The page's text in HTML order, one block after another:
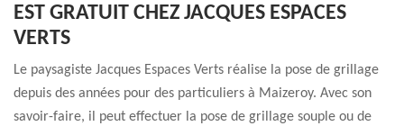
EST GRATUIT CHEZ JACQUES ESPACES
VERTS
Le paysagiste Jacques Espaces Verts réalise la pose de grillage
depuis des années pour des particuliers à Maizeroy. Avec son
savoir-faire, il peut effectuer la pose de grillage souple ou de